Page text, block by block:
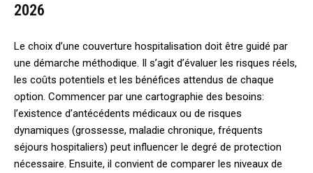
2026
Le choix d’une couverture hospitalisation doit être guidé par
une démarche méthodique. Il s’agit d’évaluer les risques réels,
les coûts potentiels et les bénéfices attendus de chaque
option. Commencer par une cartographie des besoins:
l’existence d’antécédents médicaux ou de risques
dynamiques (grossesse, maladie chronique, fréquents
séjours hospitaliers) peut influencer le degré de protection
nécessaire. Ensuite, il convient de comparer les niveaux de